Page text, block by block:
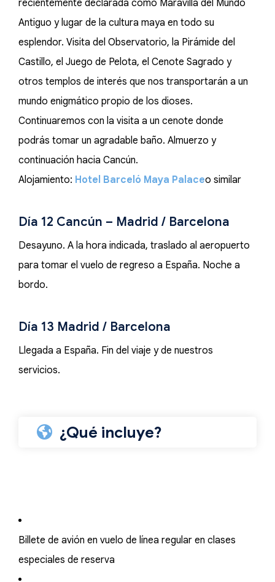
recientemente declarada como Maravilla del Mundo
Antiguo y lugar de la cultura maya en todo su
esplendor. Visita del Observatorio, la Pirámide del
Castillo, el Juego de Pelota, el Cenote Sagrado y
otros templos de interés que nos transportarán a un
mundo enigmático propio de los dioses.
Continuaremos con la visita a un cenote donde
podrás tomar un agradable baño. Almuerzo y
continuación hacia Cancún.
Alojamiento: Hotel Barceló Maya Palaceo similar
Día 12 Cancún – Madrid / Barcelona
Desayuno. A la hora indicada, traslado al aeropuerto
para tomar el vuelo de regreso a España. Noche a
bordo.
Día 13 Madrid / Barcelona
Llegada a España. Fin del viaje y de nuestros
servicios.
¿Qué incluye?
Billete de avión en vuelo de línea regular en clases
especiales de reserva